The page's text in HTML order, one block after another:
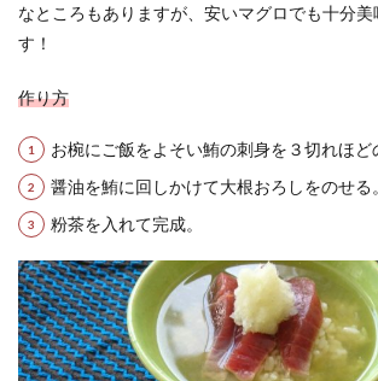
なところもありますが、安いマグロでも十分美
す！
作り方
お椀にご飯をよそい鮪の刺身を３切れほど
醤油を鮪に回しかけて大根おろしをのせる。
粉茶を入れて完成。